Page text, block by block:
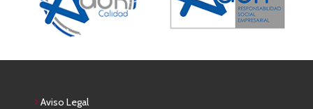
Aviso Legal